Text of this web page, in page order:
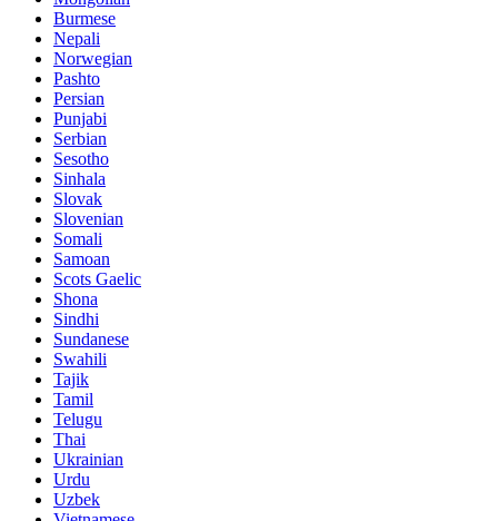
Burmese
Nepali
Norwegian
Pashto
Persian
Punjabi
Serbian
Sesotho
Sinhala
Slovak
Slovenian
Somali
Samoan
Scots Gaelic
Shona
Sindhi
Sundanese
Swahili
Tajik
Tamil
Telugu
Thai
Ukrainian
Urdu
Uzbek